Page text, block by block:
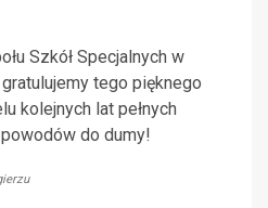
Szkół Specjalnych w
tego pięknego
kolejnych lat pełnych
do dumy!